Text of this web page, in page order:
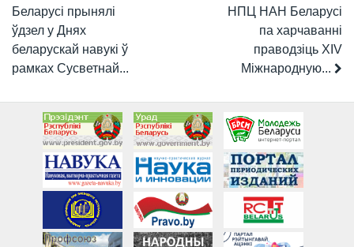
Беларусі прынялі
ўдзел у Днях
беларускай навукі ў
рамках Сусветнай...
НПЦ НАН Беларусі
па харчаванні
праводзіць XIV
Міжнародную...